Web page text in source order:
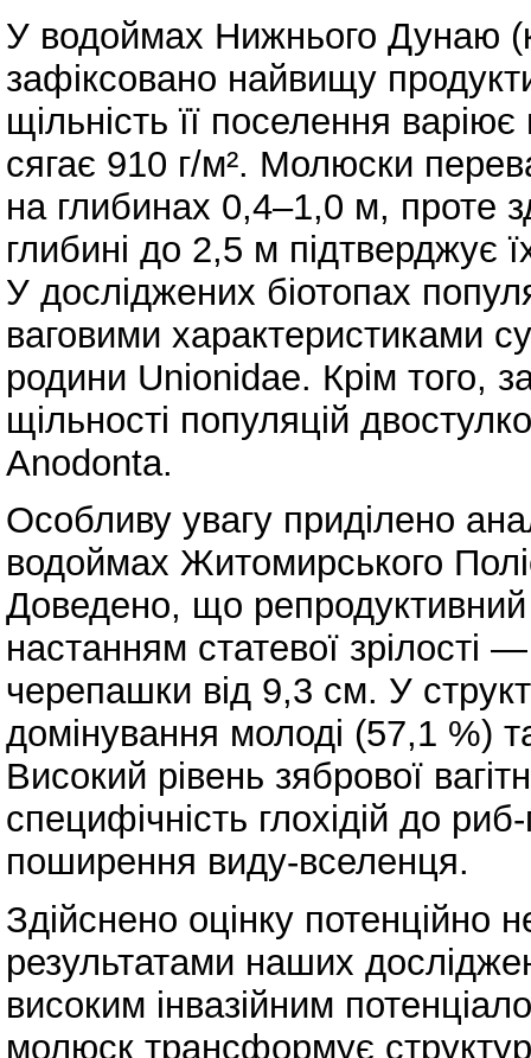
У водоймах Нижнього Дунаю
зафіксовано найвищу
щільність її поселення
сягає 910 г/м². Молюски
на глибинах 0,4–1,0 м, проте
глибині до 2,5 м підтверджує
У досліджених біотопах
ваговими характеристиками
родини Unionidae. Крім того,
щільності популяцій
Anodonta.
Особливу увагу приділено
водоймах Житомирського
Доведено, що
настанням статевої зрілості
черепашки від 9,3 см. У
домінування молоді (57,1 %)
Високий рівень зябрової
специфічність глохідій до
поширення виду-вселенця.
Здійснено оцінку потенційно
результатами наших
високим інвазійним
молюск трансформує